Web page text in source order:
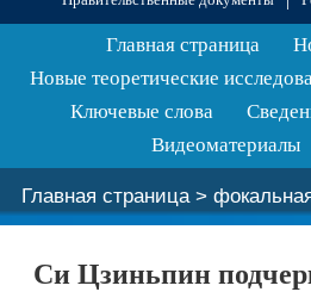
Главная страница
Новые теоретические
Ключевые слова
Видеоматериалы
Главная страница>
Си Цзиньпин